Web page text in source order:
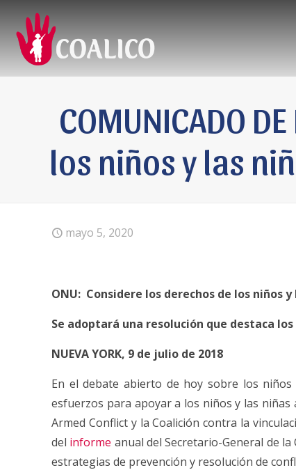
COMUNICADO
los niños y las
mayo 5, 2020
ONU: Considere los derechos de los niños
Se adoptará una resolución que destaca
NUEVA YORK, 9 de julio de 2018
En el debate abierto de hoy sobre los
esfuerzos para apoyar a los niños y las
Armed Conflict y la Coalición contra la
del informe anual del Secretario-General de
estrategias de prevención y resolución de